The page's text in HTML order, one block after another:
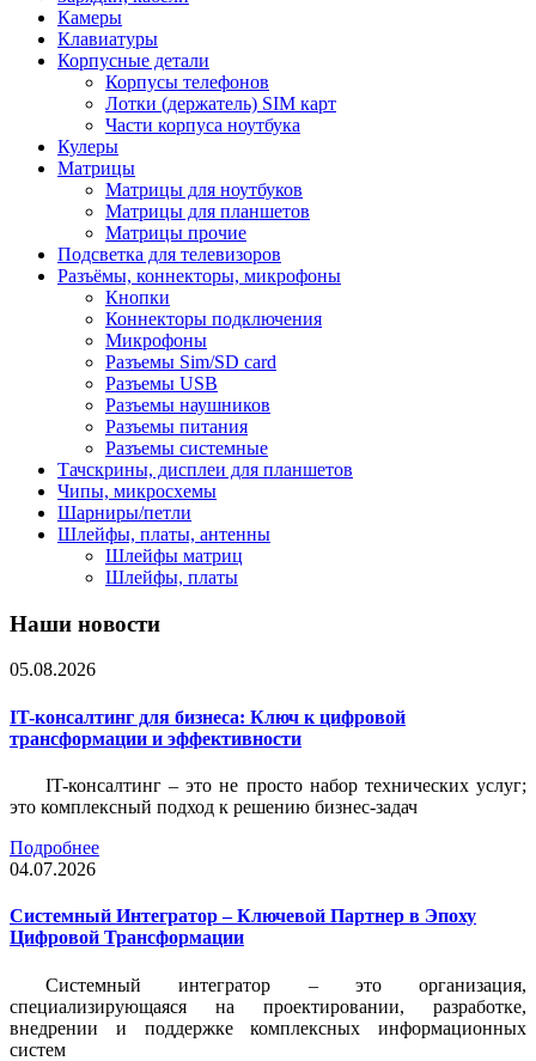
Камеры
Клавиатуры
Корпусные детали
Корпусы телефонов
Лотки (держатель) SIM карт
Части корпуса ноутбука
Кулеры
Матрицы
Матрицы для ноутбуков
Матрицы для планшетов
Матрицы прочие
Подсветка для телевизоров
Разъёмы, коннекторы, микрофоны
Кнопки
Коннекторы подключения
Микрофоны
Разъемы Sim/SD card
Разъемы USB
Разъемы наушников
Разъемы питания
Разъемы системные
Тачскрины, дисплеи для планшетов
Чипы, микросхемы
Шарниры/петли
Шлейфы, платы, антенны
Шлейфы матриц
Шлейфы, платы
Наши новости
05.08.2026
IT-консалтинг для бизнеса: Ключ к цифровой
трансформации и эффективности
IT-консалтинг – это не просто набор технических услуг;
это комплексный подход к решению бизнес-задач
Подробнее
04.07.2026
Системный Интегратор – Ключевой Партнер в Эпоху
Цифровой Трансформации
Системный интегратор – это организация,
специализирующаяся на проектировании, разработке,
внедрении и поддержке комплексных информационных
систем